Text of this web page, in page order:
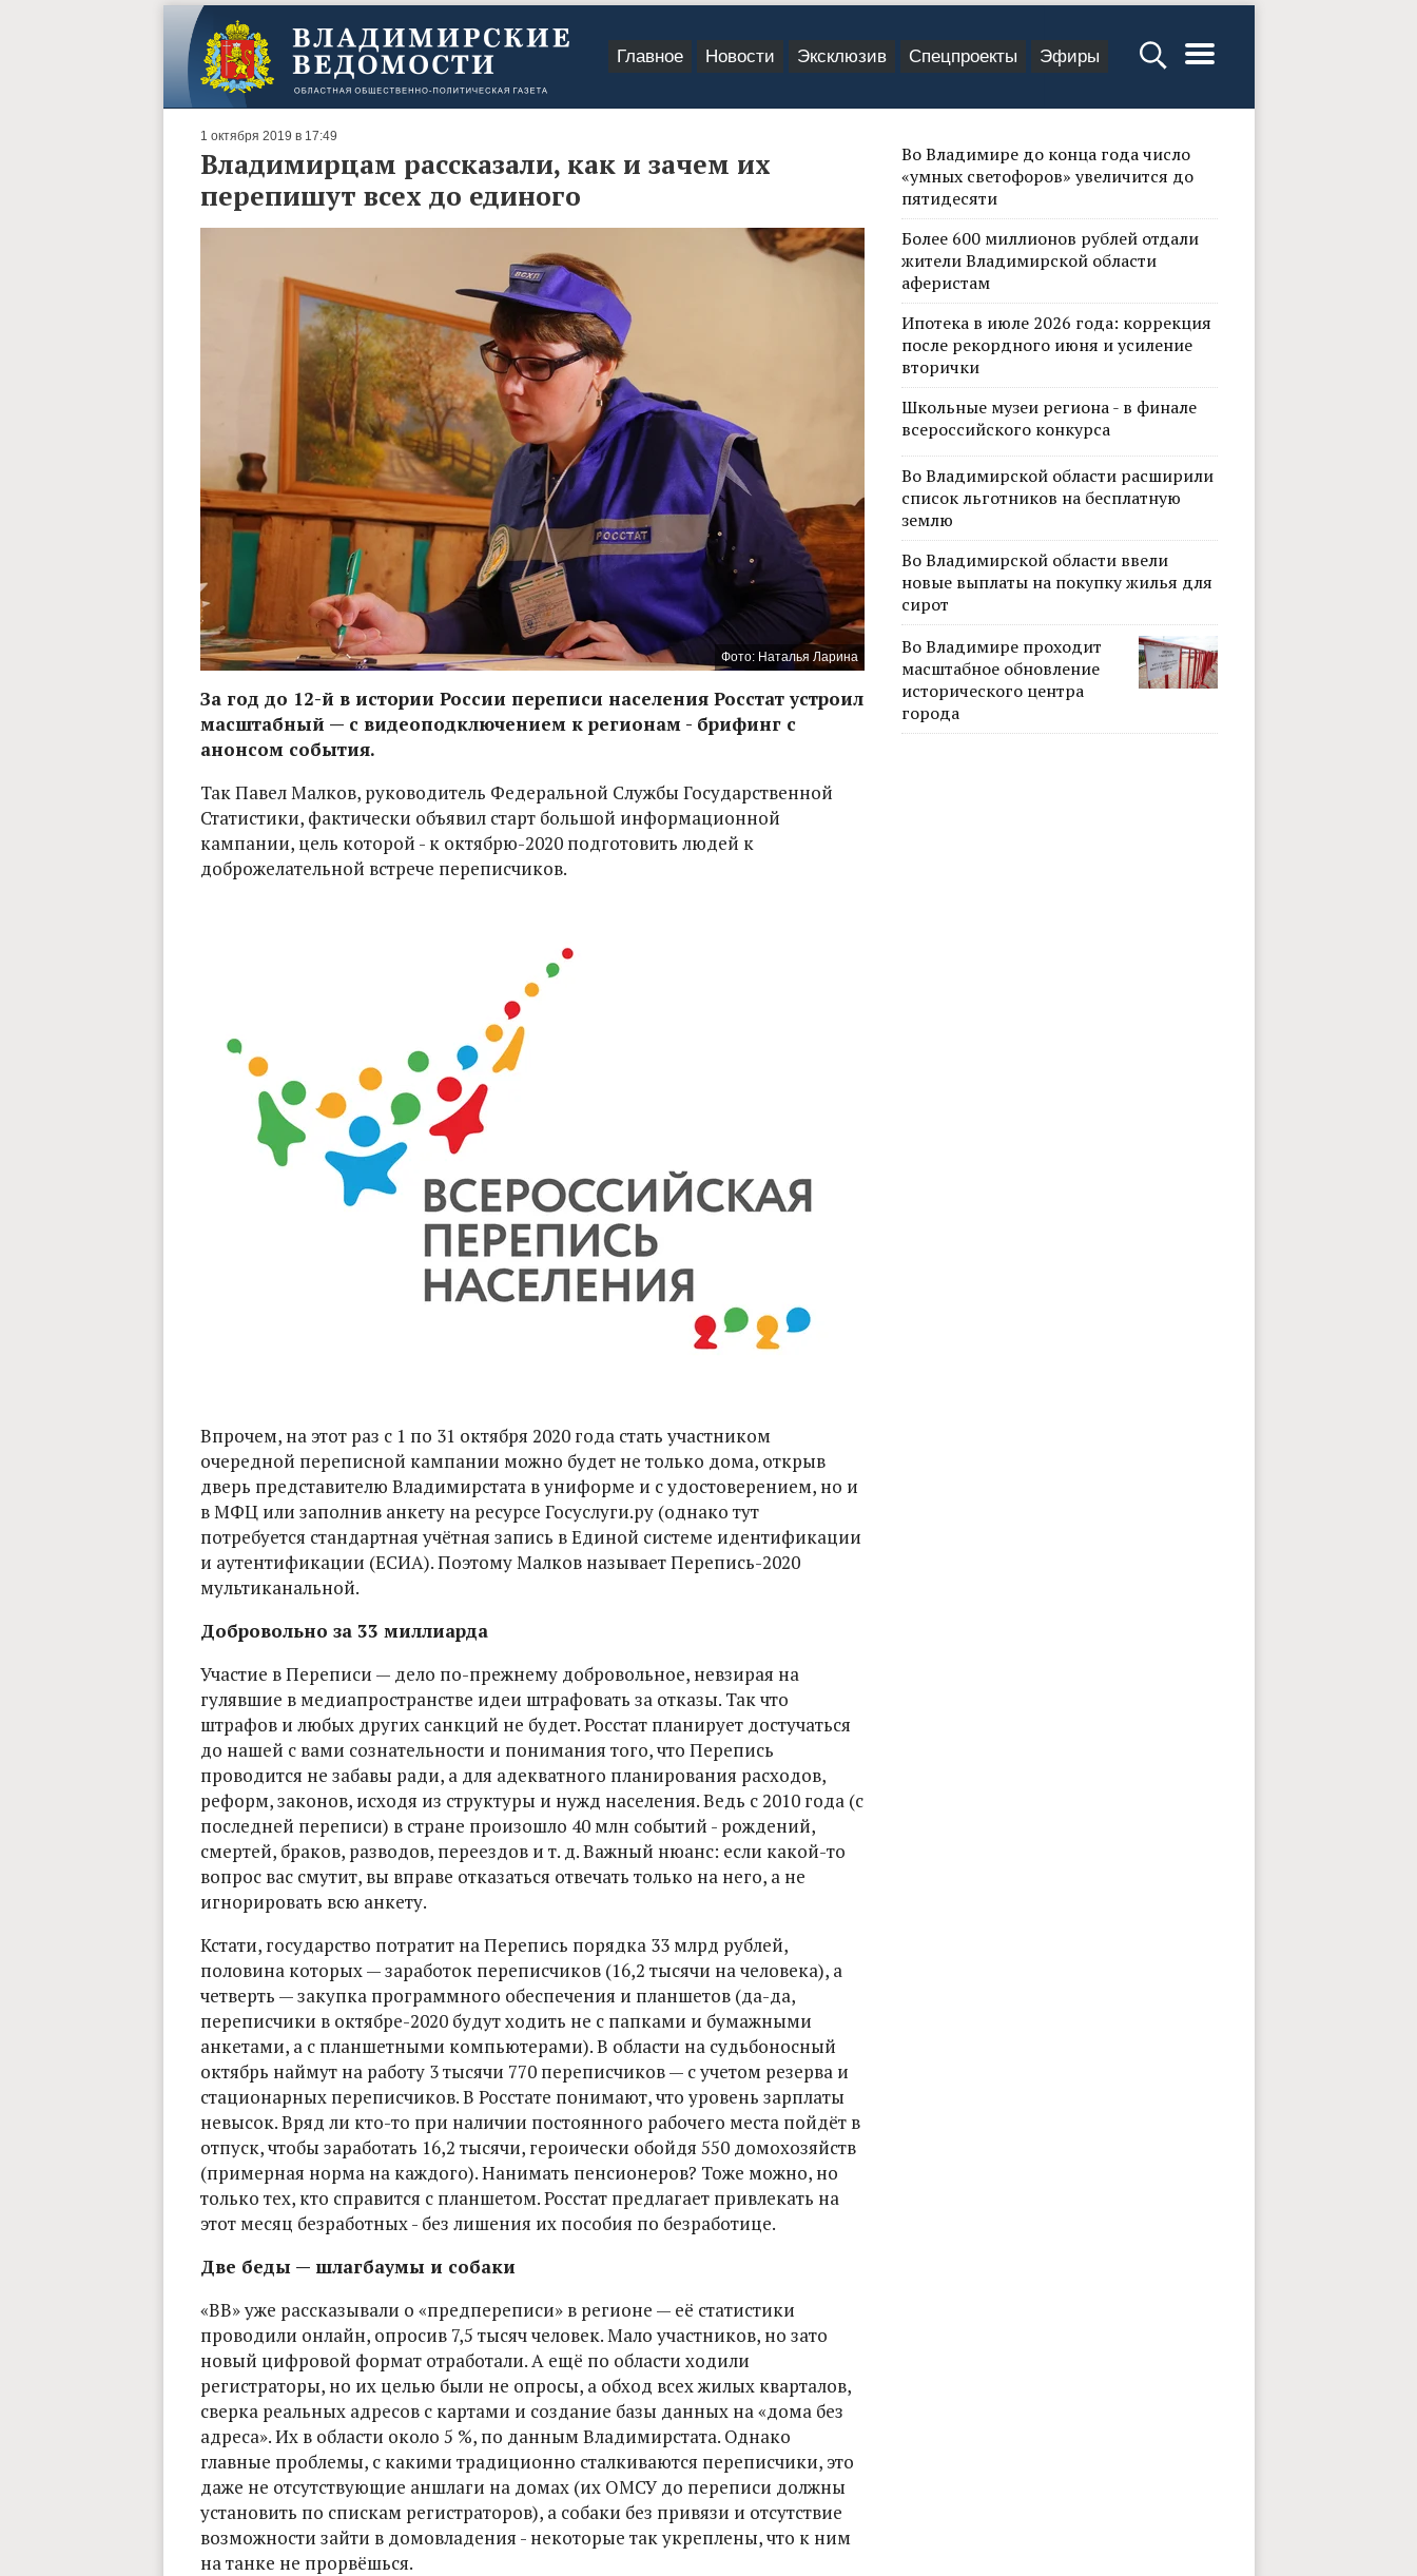
Главное Новости Эксклюзив Спецпроекты Эфиры
1 октября 2019 в 17:49
Владимирцам рассказали, как и зачем их
перепишут всех до единого
Фото: Наталья Ларина
За год до 12-й в истории России переписи населения Росстат устроил
масштабный — с видеоподключением к регионам - брифинг с
анонсом события.
Так Павел Малков, руководитель Федеральной Службы Государственной
Статистики, фактически объявил старт большой информационной
кампании, цель которой - к октябрю-2020 подготовить людей к
доброжелательной встрече переписчиков.
Впрочем, на этот раз с 1 по 31 октября 2020 года стать участником
очередной переписной кампании можно будет не только дома, открыв
дверь представителю Владимирстата в униформе и с удостоверением, но и
в МФЦ или заполнив анкету на ресурсе Госуслуги.ру (однако тут
потребуется стандартная учётная запись в Единой системе идентификации
и аутентификации (ЕСИА). Поэтому Малков называет Перепись-2020
мультиканальной.
Добровольно за 33 миллиарда
Участие в Переписи — дело по-прежнему добровольное, невзирая на
гулявшие в медиапространстве идеи штрафовать за отказы. Так что
штрафов и любых других санкций не будет. Росстат планирует достучаться
до нашей с вами сознательности и понимания того, что Перепись
проводится не забавы ради, а для адекватного планирования расходов,
реформ, законов, исходя из структуры и нужд населения. Ведь с 2010 года (с
последней переписи) в стране произошло 40 млн событий - рождений,
смертей, браков, разводов, переездов и т. д. Важный нюанс: если какой-то
вопрос вас смутит, вы вправе отказаться отвечать только на него, а не
игнорировать всю анкету.
Кстати, государство потратит на Перепись порядка 33 млрд рублей,
половина которых — заработок переписчиков (16,2 тысячи на человека), а
четверть — закупка программного обеспечения и планшетов (да-да,
переписчики в октябре-2020 будут ходить не с папками и бумажными
анкетами, а с планшетными компьютерами). В области на судьбоносный
октябрь наймут на работу 3 тысячи 770 переписчиков — с учетом резерва и
стационарных переписчиков. В Росстате понимают, что уровень зарплаты
невысок. Вряд ли кто-то при наличии постоянного рабочего места пойдёт в
отпуск, чтобы заработать 16,2 тысячи, героически обойдя 550 домохозяйств
(примерная норма на каждого). Нанимать пенсионеров? Тоже можно, но
только тех, кто справится с планшетом. Росстат предлагает привлекать на
этот месяц безработных - без лишения их пособия по безработице.
Две беды — шлагбаумы и собаки
«ВВ» уже рассказывали о «предпереписи» в регионе — её статистики
проводили онлайн, опросив 7,5 тысяч человек. Мало участников, но зато
новый цифровой формат отработали. А ещё по области ходили
регистраторы, но их целью были не опросы, а обход всех жилых кварталов,
сверка реальных адресов с картами и создание базы данных на «дома без
адреса». Их в области около 5 %, по данным Владимирстата. Однако
главные проблемы, с какими традиционно сталкиваются переписчики, это
даже не отсутствующие аншлаги на домах (их ОМСУ до переписи должны
установить по спискам регистраторов), а собаки без привязи и отсутствие
возможности зайти в домовладения - некоторые так укреплены, что к ним
на танке не прорвёшься.
Во Владимире до конца года число
«умных светофоров» увеличится до
пятидесяти
Более 600 миллионов рублей отдали
жители Владимирской области
аферистам
Ипотека в июле 2026 года: коррекция
после рекордного июня и усиление
вторички
Школьные музеи региона - в финале
всероссийского конкурса
Во Владимирской области расширили
список льготников на бесплатную
землю
Во Владимирской области ввели
новые выплаты на покупку жилья для
сирот
Во Владимире проходит
масштабное обновление
исторического центра
города